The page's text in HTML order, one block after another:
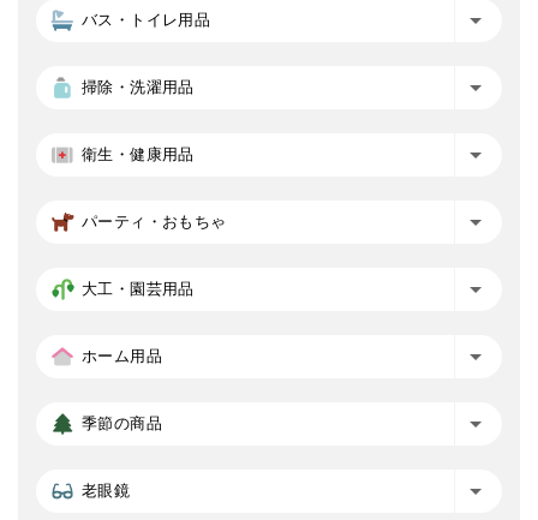
バス・トイレ用品
掃除・洗濯用品
衛生・健康用品
パーティ・おもちゃ
大工・園芸用品
ホーム用品
季節の商品
老眼鏡